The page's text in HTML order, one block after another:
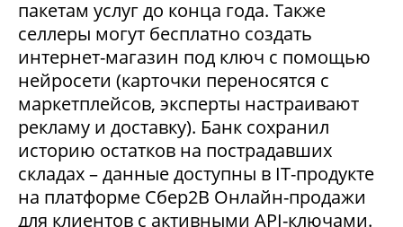
пакетам услуг до конца года. Также
селлеры могут бесплатно создать
интернет-магазин под ключ с помощью
нейросети (карточки переносятся с
маркетплейсов, эксперты настраивают
рекламу и доставку). Банк сохранил
историю остатков на пострадавших
складах – данные доступны в IT-продукте
на платформе Сбер2В Онлайн-продажи
для клиентов с активными API-ключами.